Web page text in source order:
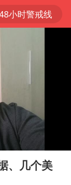
小时警戒线
万获刑1年
150.80元/股
上涨近百元
古巴工作组
、几个美